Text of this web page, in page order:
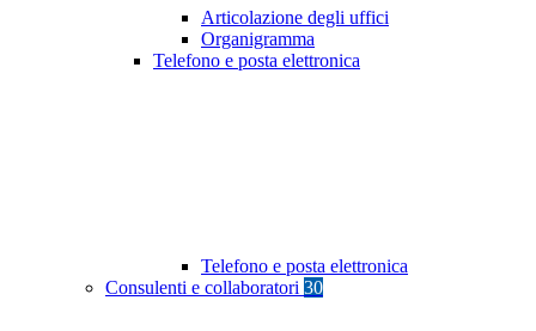
Articolazione degli uffici
Organigramma
Telefono e posta elettronica
Telefono e posta elettronica
Consulenti e collaboratori 30